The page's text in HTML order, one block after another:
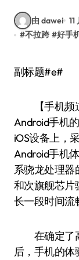
由 dawei
#不拉跨 #好手
副标题#e#
【手机频道
Android手机
iOS设备上，
Android手机
系骁龙处理器
和次旗舰芯片
长一段时间流
在确定了高
后，手机的